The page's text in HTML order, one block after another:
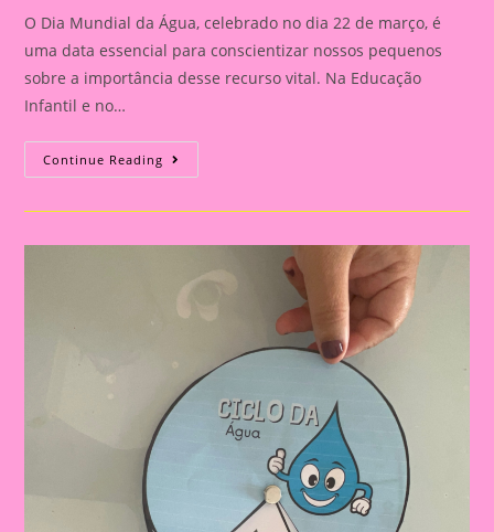
O Dia Mundial da Água, celebrado no dia 22 de março, é
uma data essencial para conscientizar nossos pequenos
sobre a importância desse recurso vital. Na Educação
Infantil e no…
Continue Reading Atividade
Dia
Água
A
Importância
De
Educação
Infantil
E
Fundamental